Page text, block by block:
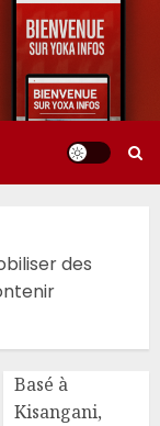
des
Basé à
Kisangani,